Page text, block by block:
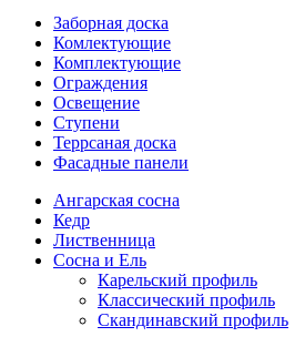
Заборная доска
Комлектующие
Комплектующие
Ограждения
Освещение
Ступени
Террсаная доска
Фасадные панели
Ангарская сосна
Кедр
Лиственница
Сосна и Ель
Карельский профиль
Классический профиль
Скандинавский профиль